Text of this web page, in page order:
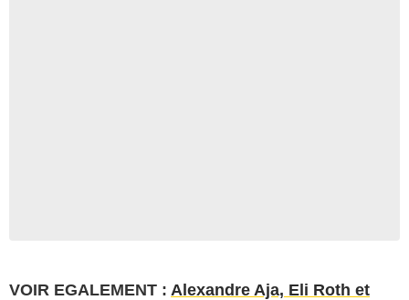
VOIR EGALEMENT : Alexandre Aja, Eli Roth et